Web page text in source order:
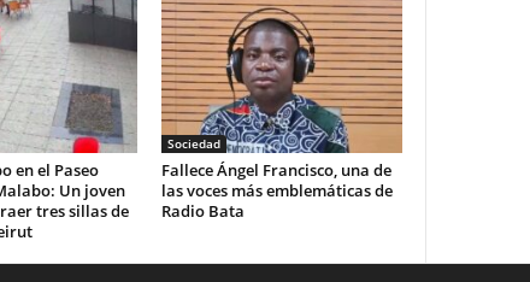
en el Paseo
Un joven
tres sillas de
Sociedad
Fallece Ángel Francisco, una de
las voces más emblemáticas de
Radio Bata